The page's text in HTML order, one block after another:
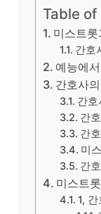
Table
미스트
간호
예능에
간호사
간호
간
간
미
간
미스트
1,